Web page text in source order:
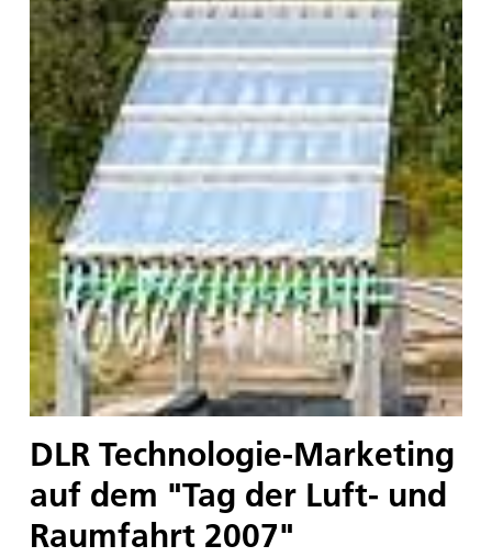
DLR Technologie-Marketing
auf dem "Tag der Luft- und
Raumfahrt 2007"